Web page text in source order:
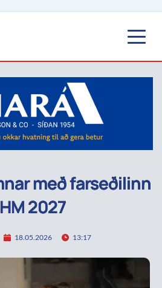
með farseðilinn
2027
18.05.2026 13:17